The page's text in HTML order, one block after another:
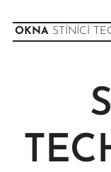
OKNA STÍNÍCÍ